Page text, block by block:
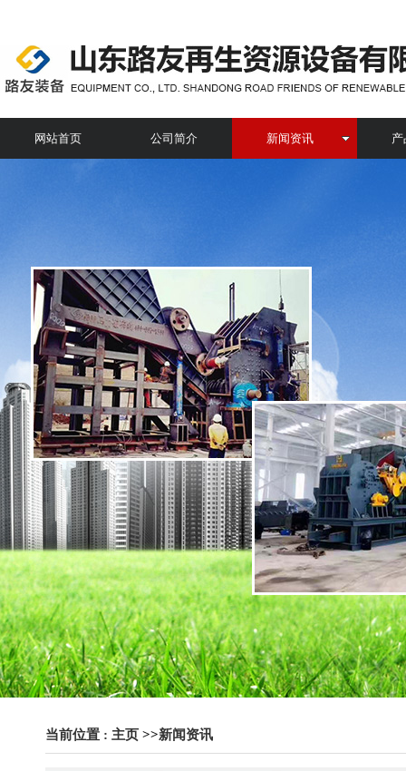
网站首页 公司简介 新闻资讯
当前位置 : 主页 >>新闻资讯